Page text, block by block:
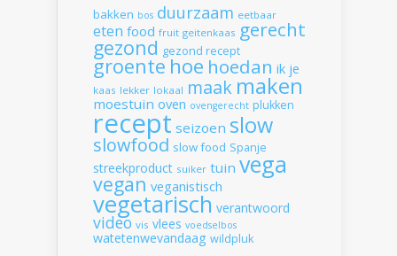
bakken bos duurzaam eetbaar
eten food fruit geitenkaas gerecht
gezond gezond recept
groente hoe hoedan ik je
kaas lekker lokaal maak maken
moestuin oven ovengerecht plukken
recept seizoen slow
slowfood slow food Spanje
streekproduct suiker tuin vega
vegan veganistisch
vegetarisch verantwoord
video vis vlees voedselbos
watetenwevandaag wildpluk